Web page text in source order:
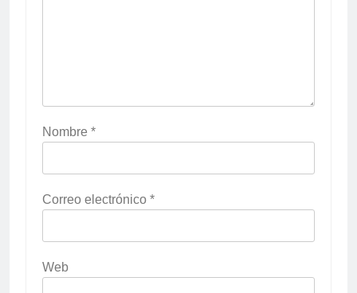
Nombre *
Correo electrónico *
Web